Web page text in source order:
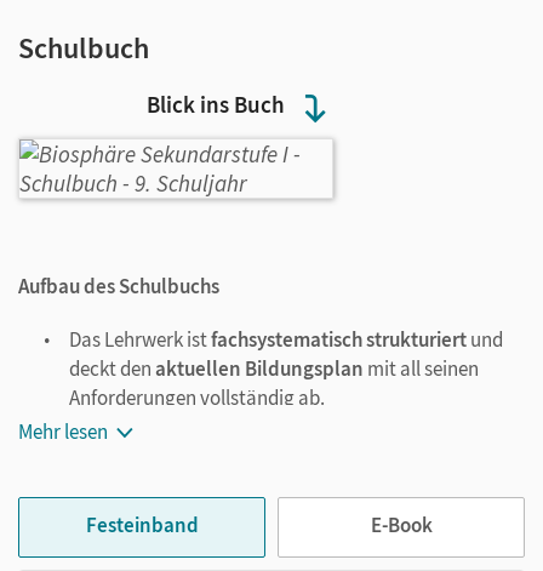
Blick ins Buch
Schulbuch
Aufbau des Schulbuchs
Das Lehrwerk istfachsystematisch strukturiertund
deckt denaktuellen Bildungsplan mit all seinen
Anforderungen vollständig ab.
JedesHauptkapitel
DieInformations-Seite
am Kapitelanfang beginnt
jeweils mit einem themenbezogenen Einstiegsfoto.
Mehr lesen
Festeinband E-Book